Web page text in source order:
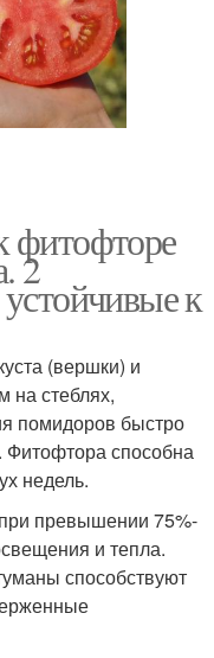
фитофторе
2
к
(вершки) и
на стеблях,
помидоров быстро
Фитофтора способна
недель.
превышении 75%-
и тепла.
способствуют